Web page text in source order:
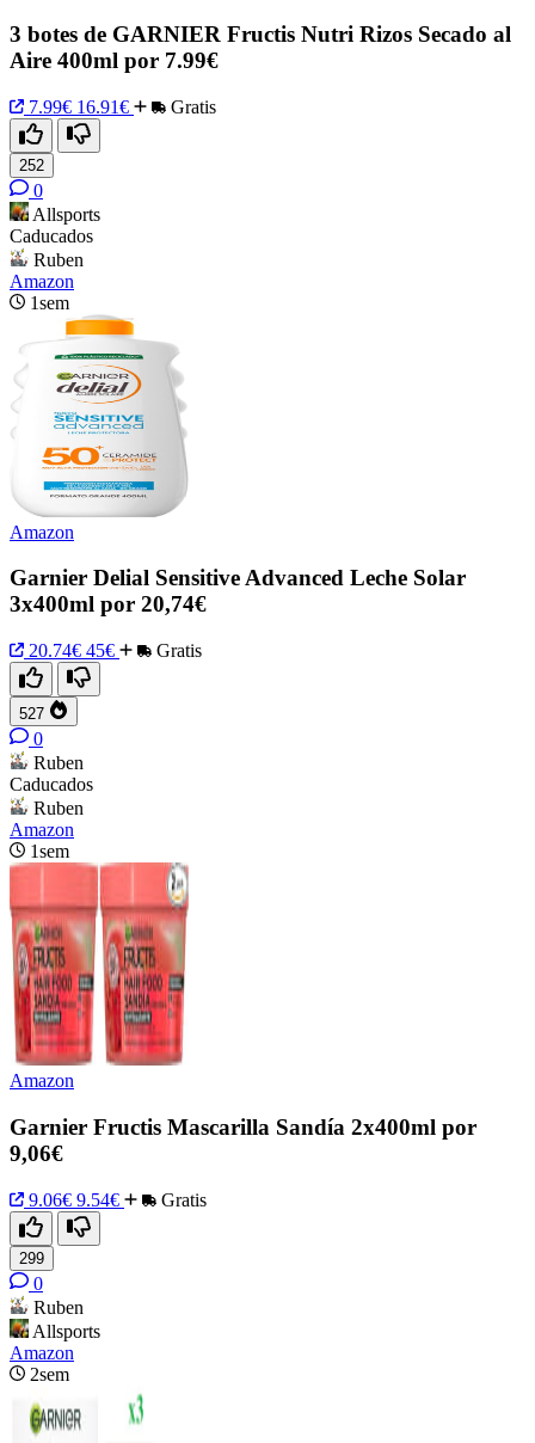
3 botes de GARNIER Fructis Nutri Rizos Secado al
Aire 400ml por 7.99€
7.99€ 16.91€ Gratis
252
0
Allsports
Caducados
Ruben
Amazon
1sem
Amazon
Garnier Delial Sensitive Advanced Leche Solar
3x400ml por 20,74€
20.74€ 45€ Gratis
527
0
Ruben
Caducados
Ruben
Amazon
1sem
Amazon
Garnier Fructis Mascarilla Sandía 2x400ml por
9,06€
9.06€ 9.54€ Gratis
299
0
Ruben
Allsports
Amazon
2sem